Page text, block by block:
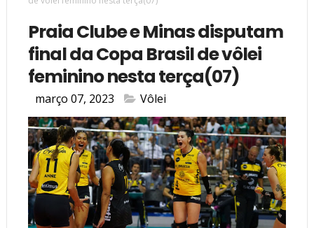
Praia Clube e Minas disputam
final da Copa Brasil de vôlei
feminino nesta terça(07)
março 07, 2023 Vôlei